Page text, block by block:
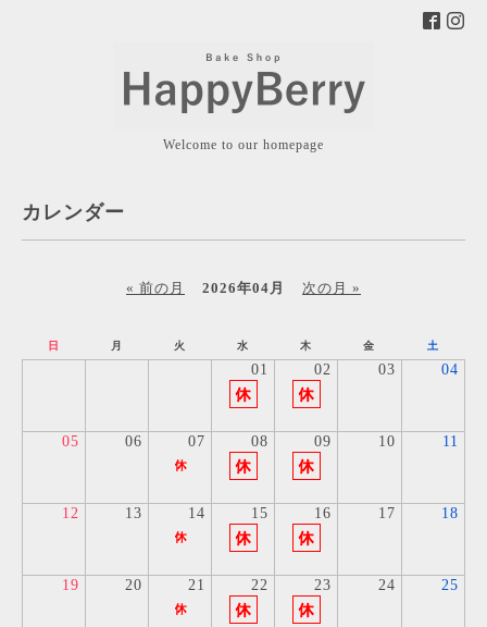
Welcome to our homepage
カレンダー
« 前の月 2026年04月 次の月 »
日 月 火 水 木 金 土
01 02 03 04
05 06 07 08 09 10 11
12 13 14 15 16 17 18
19 20 21 22 23 24 25